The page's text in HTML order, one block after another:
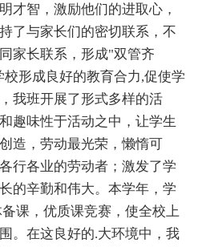
才智，激励他们的进取心，
了与家长们的密切联系，不
家长联系，形成"双管齐
形成良好的教育合力,促使学
我班开展了形式多样的活
趣味性于活动之中，让学生
造，劳动最光荣，懒惰可
行各业的劳动者；激发了学
的辛勤和伟大。本学年，学
课，优质课竞赛，使全校上
。在这良好的.大环境中，我